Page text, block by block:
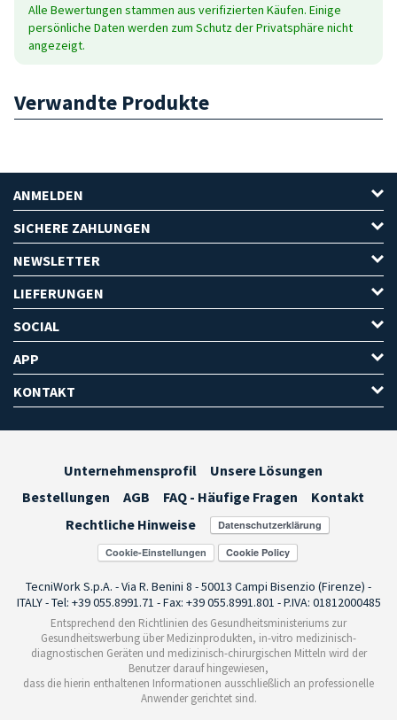
Alle Bewertungen stammen aus verifizierten Käufen. Einige
persönliche Daten werden zum Schutz der Privatsphäre nicht
angezeigt.
Verwandte Produkte
ANMELDEN
SICHERE ZAHLUNGEN
NEWSLETTER
LIEFERUNGEN
SOCIAL
APP
KONTAKT
Unternehmensprofil
Unsere Lösungen
Bestellungen
AGB FAQ - Häufige Fragen
Kontakt
Rechtliche Hinweise
Cookie-Einstellungen
TecniWork S.p.A. - Via R. Benini 8 - 50013 Campi Bisenzio (Firenze) -
ITALY - Tel: +39 055.8991.71 - Fax: +39 055.8991.801 - P.IVA: 01812000485
Entsprechend den Richtlinien des Gesundheitsministeriums zur
Gesundheitswerbung über Medizinprodukten, in-vitro medizinisch-
diagnostischen Geräten und medizinisch-chirurgischen Mitteln wird der
Benutzer darauf hingewiesen,
dass die hierin enthaltenen Informationen ausschließlich an professionelle
Anwender gerichtet sind.